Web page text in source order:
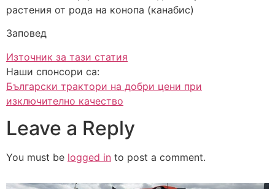
растения от рода на конопа (канабис)
Заповед
Източник за тази статия
Наши спонсори са:
Български трактори на добри цени при
изключително качество
Leave a Reply
You must be logged in to post a comment.